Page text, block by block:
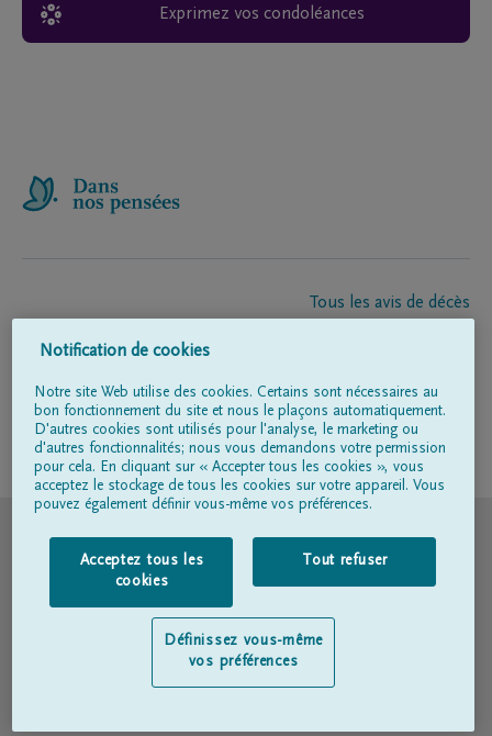
Exprimez vos condoléances
Tous les avis de décès
Entrepreneur de pompes funèbres
Suivez-nous sur
Conditions d'utilisation
Déclaration relative à la vie privée
Déclaration d’accessibilité
Notification de cookies
Notre site Web utilise des cookies. Certains sont nécessaires au
bon fonctionnement du site et nous le plaçons automatiquement.
D'autres cookies sont utilisés pour l'analyse, le marketing ou
d'autres fonctionnalités; nous vous demandons votre permission
pour cela. En cliquant sur « Accepter tous les cookies », vous
acceptez le stockage de tous les cookies sur votre appareil. Vous
pouvez également définir vous-même vos préférences.
Acceptez tous les
cookies
Tout refuser
Définissez vous-même
vos préférences